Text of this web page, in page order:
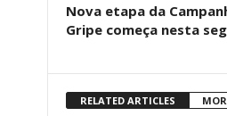
Nova etapa da
Gripe começa nesta
RELATED ARTICLES